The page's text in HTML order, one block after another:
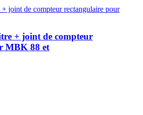
+ joint de compteur
MBK 88 et